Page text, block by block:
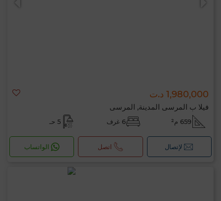
1,980,000 د.ت
فيلا ب المرسى المدينة, المرسى
659 م² 6 غرف 5 حـ
لإتصال اتصل الواتساب